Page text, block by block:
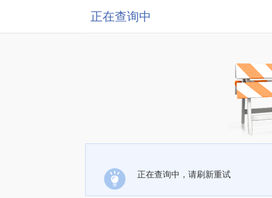
正在查询中
正在查询中，请刷新重试